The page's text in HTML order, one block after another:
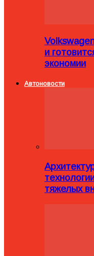
и
экономии
Автоновости
тяжелых